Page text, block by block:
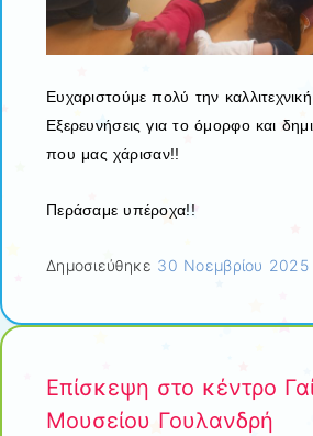
Ευχαριστούμε πολύ την
Εξερευνήσεις για το όμορφο και
που μας χάρισαν!!
Περάσαμε υπέροχα!!
Δημοσιεύθηκε 30 Νοεμβρίου 2025
Επίσκεψη στο κέντρο
Μουσείου Γουλανδρή